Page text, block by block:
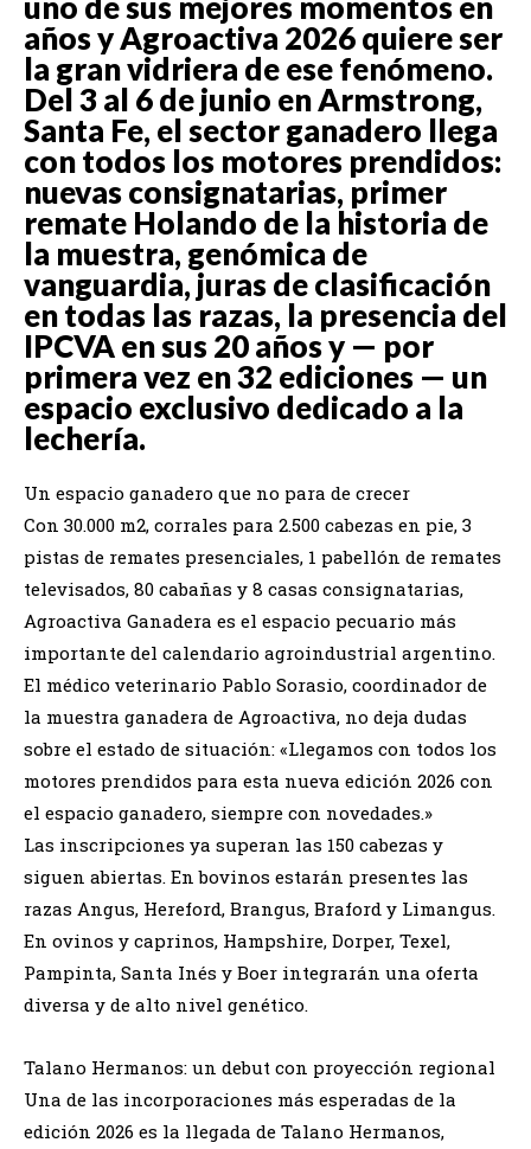
años y Agroactiva 2026 quiere ser
la gran vidriera de ese fenómeno.
Del 3 al 6 de junio en Armstrong,
Santa Fe, el sector ganadero llega
con todos los motores prendidos:
nuevas consignatarias, primer
remate Holando de la historia de
la muestra, genómica de
vanguardia, juras de clasificación
en todas las razas, la presencia del
IPCVA en sus 20 años y — por
primera vez en 32 ediciones — un
espacio exclusivo dedicado a la
lechería.
Un espacio ganadero que no para de crecer
Con 30.000 m2, corrales para 2.500 cabezas en pie, 3
pistas de remates presenciales, 1 pabellón de remates
televisados, 80 cabañas y 8 casas consignatarias,
Agroactiva Ganadera es el espacio pecuario más
importante del calendario agroindustrial argentino.
El médico veterinario Pablo Sorasio, coordinador de
la muestra ganadera de Agroactiva, no deja dudas
sobre el estado de situación: «Llegamos con todos los
motores prendidos para esta nueva edición 2026 con
el espacio ganadero, siempre con novedades.»
Las inscripciones ya superan las 150 cabezas y
siguen abiertas. En bovinos estarán presentes las
razas Angus, Hereford, Brangus, Braford y Limangus.
En ovinos y caprinos, Hampshire, Dorper, Texel,
Pampinta, Santa Inés y Boer integrarán una oferta
diversa y de alto nivel genético.
Talano Hermanos: un debut con proyección regional
Una de las incorporaciones más esperadas de la
edición 2026 es la llegada de Talano Hermanos,